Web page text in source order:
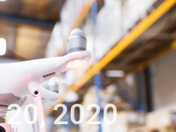
2020